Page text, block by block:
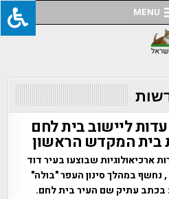
MENU
ליישוב בית לחם
בית המקדש הראשון
ארכיאולוגיות שבוצעו בעיר דוד
נחשף במהלך סינון העפר "בולה"
בכתב עתיק שם העיר בית לחם.